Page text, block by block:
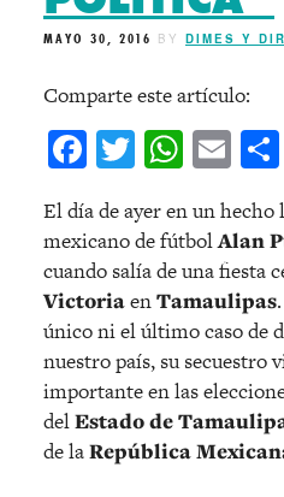
MAYO 30, 2016 BY DIMES Y
Comparte este artículo:
Facebook
Twitter
El día de ayer en un
mexicano de fútbolAlan
cuando salía de una fiesta
VictoriaenTamaulipas
único ni el último caso de
nuestro país, su secuestro
importante en las
delEstado de
de laRepública